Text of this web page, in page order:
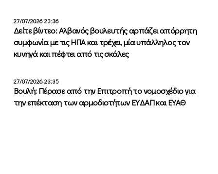
27/07/2026 23:36
Δείτε βίντεο: Αλβανός βουλευτής αρπάζει απόρρητη
συμφωνία με τις ΗΠΑ και τρέχει, μία υπάλληλος τον
κυνηγά και πέφτει από τις σκάλες
27/07/2026 23:35
Βουλή: Πέρασε από την Επιτροπή το νομοσχέδιο για
την επέκταση των αρμοδιοτήτων ΕΥΔΑΠ και ΕΥΑΘ